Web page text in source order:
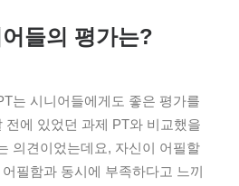
들의 평가는?
는 시니어들에게도 좋은 평가를
전에 있었던 과제 PT와 비교했을
의견이었는데요, 자신이 어필할
필함과 동시에 부족하다고 느끼